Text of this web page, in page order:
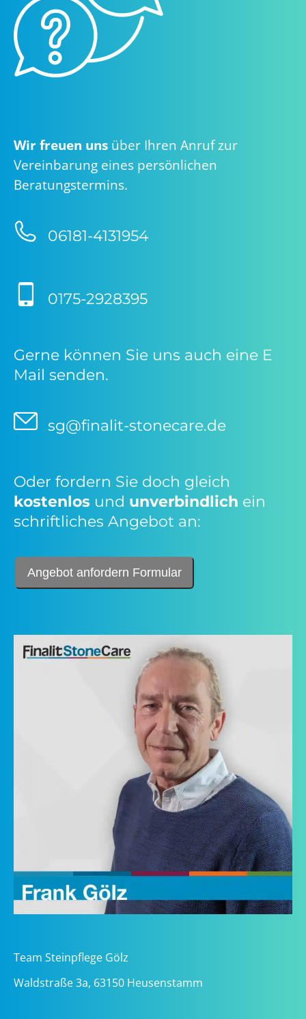
Wir freuen uns über Ihren Anruf zur
Vereinbarung eines persönlichen
Beratungstermins.
06181-4131954
0175-2928395
Gerne können Sie uns auch eine E
Mail senden.
sg@finalit-stonecare.de
Oder fordern Sie doch gleich
kostenlos und unverbindlich ein
schriftliches Angebot an:
Angebot anfordern Formular
Team Steinpflege Gölz
Waldstraße 3a, 63150 Heusenstamm